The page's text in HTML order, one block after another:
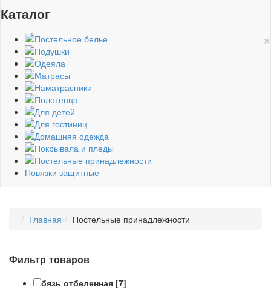
Каталог
×
Постельное белье
Подушки
Одеяла
Матрасы
Наматрасники
Полотенца
Для детей
Для гостиниц
Домашняя одежда
Покрывала и пледы
Постельные принадлежности
Повязки защитные
Главная Постельные принадлежности
Фильтр товаров
бязь отбеленная [7]